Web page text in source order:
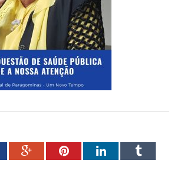
Google+PinterestLinkedInTumblr